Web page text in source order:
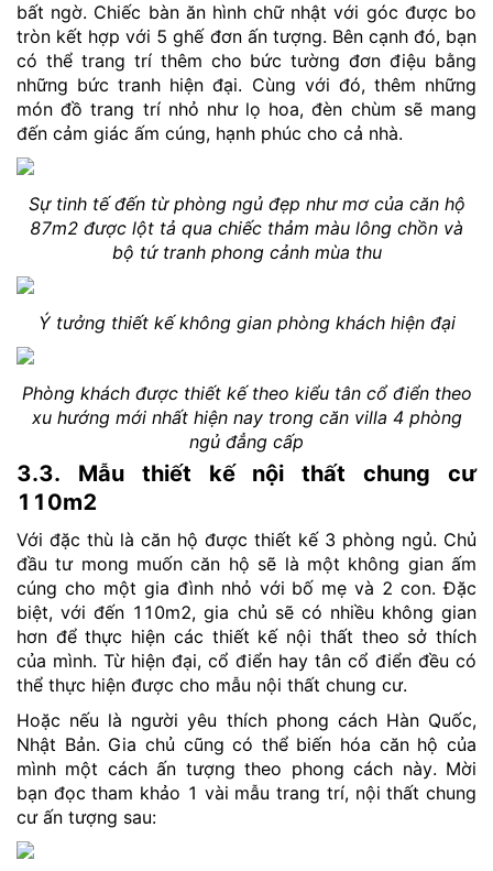
bất ngờ. Chiếc bàn ăn hình chữ nhật với góc được bo
tròn kết hợp với 5 ghế đơn ấn tượng. Bên cạnh đó, bạn
có thể trang trí thêm cho bức tường đơn điệu bằng
những bức tranh hiện đại. Cùng với đó, thêm những
món đồ trang trí nhỏ như lọ hoa, đèn chùm sẽ mang
đến cảm giác ấm cúng, hạnh phúc cho cả nhà.
Sự tinh tế đến từ phòng ngủ đẹp như mơ của căn hộ
87m2 được lột tả qua chiếc thảm màu lông chồn và
bộ tứ tranh phong cảnh mùa thu
Ý tưởng thiết kế không gian phòng khách hiện đại
Phòng khách được thiết kế theo kiểu tân cổ điển theo
xu hướng mới nhất hiện nay trong căn villa 4 phòng
ngủ đẳng cấp
3.3. Mẫu thiết kế nội thất chung cư
110m2
Với đặc thù là căn hộ được thiết kế 3 phòng ngủ. Chủ
đầu tư mong muốn căn hộ sẽ là một không gian ấm
cúng cho một gia đình nhỏ với bố mẹ và 2 con. Đặc
biệt, với đến 110m2, gia chủ sẽ có nhiều không gian
hơn để thực hiện các thiết kế nội thất theo sở thích
của mình. Từ hiện đại, cổ điển hay tân cổ điển đều có
thể thực hiện được cho mẫu nội thất chung cư.
Hoặc nếu là người yêu thích phong cách Hàn Quốc,
Nhật Bản. Gia chủ cũng có thể biến hóa căn hộ của
mình một cách ấn tượng theo phong cách này. Mời
bạn đọc tham khảo 1 vài mẫu trang trí, nội thất chung
cư ấn tượng sau: